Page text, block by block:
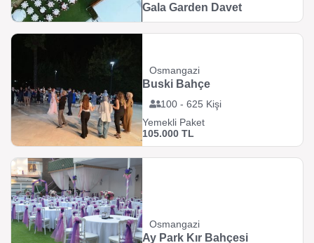
Gala Garden Davet
Osmangazi
100 - 625 Kişi
Buski Bahçe
Yemekli Paket
105.000 TL
Osmangazi
Ay Park Kır Bahçesi